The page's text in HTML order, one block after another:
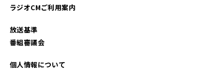
ラジオCMご利用案内
放送基準
番組審議会
個人情報について